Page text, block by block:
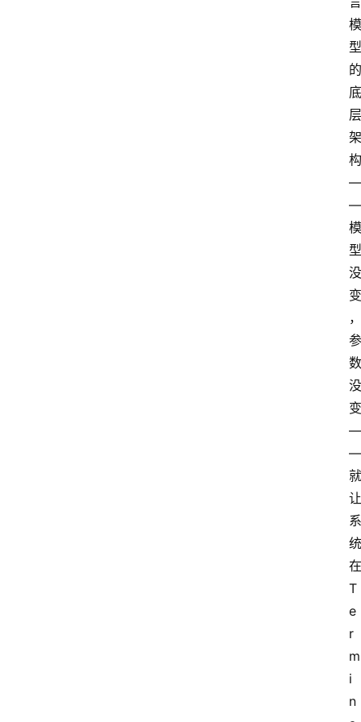
模
型
的
底
层
架
构
—
—
模
型
没
变
，
参
数
没
变
—
—
就
让
系
统
在
T
e
r
m
i
n